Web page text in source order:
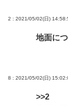
屋開業後の
カズレーザ
2 : 2021/05/02(日)
地面に
8 : 2021/05/02(日)
>>2